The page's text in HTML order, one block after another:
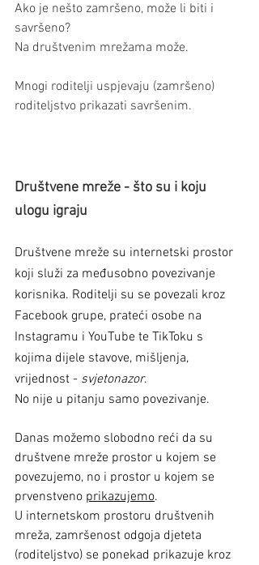
Ako je nešto zamršeno, može li biti i
savršeno?
Na društvenim mrežama može.
Mnogi roditelji uspjevaju (zamršeno)
roditeljstvo prikazati savršenim.
Društvene mreže - što su i koju
ulogu igraju
Društvene mreže su internetski prostor
koji služi za međusobno povezivanje
korisnika. Roditelji su se povezali kroz
Facebook grupe, prateći osobe na
Instagramu i YouTube te TikToku s
kojima dijele stavove, mišljenja,
vrijednost - svjetonazor.
No nije u pitanju samo povezivanje.
Danas možemo slobodno reći da su
društvene mreže prostor u kojem se
povezujemo, no i prostor u kojem se
prvenstveno prikazujemo.
U internetskom prostoru društvenih
mreža, zamršenost odgoja djeteta
(roditeljstvo) se ponekad prikazuje kroz